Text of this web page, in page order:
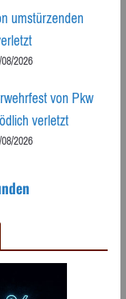
umstürzenden
2026
von Pkw
verletzt
2026